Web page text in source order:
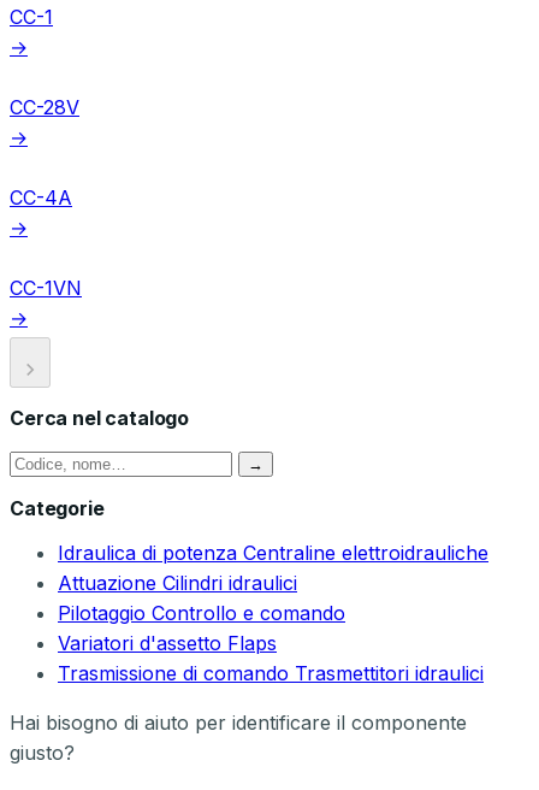
CC-1
→
CC-28V
→
CC-4A
→
CC-1VN
→
Cerca nel catalogo
→
Categorie
Idraulica di potenza Centraline elettroidrauliche
Attuazione Cilindri idraulici
Pilotaggio Controllo e comando
Variatori d'assetto Flaps
Trasmissione di comando Trasmettitori idraulici
Hai bisogno di aiuto per identificare il componente
giusto?